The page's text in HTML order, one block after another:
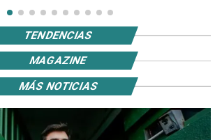
TENDENCIAS
MAGAZINE
MÁS NOTICIAS